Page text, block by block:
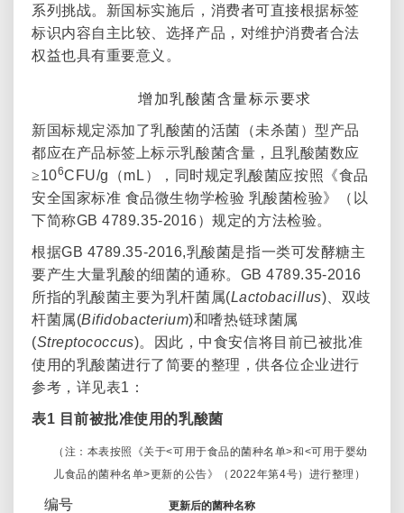
系列挑战。新国标实施后，消费者可直接根据标签
标识内容自主比较、选择产品，对维护消费者合法
权益也具有重要意义。
增加乳酸菌含量标示要求
新国标规定添加了乳酸菌的活菌（未杀菌）型产品
都应在产品标签上标示乳酸菌含量，且乳酸菌数应
≥106CFU/g （mL ），同时规定乳酸菌应按照《食品
安全国家标准 食品微生物学检验 乳酸菌检验》（以
下简称GB 4789.35-2016）规定的方法检验。
根据GB 4789.35-2016,乳酸菌是指一类可发酵糖主
要产生大量乳酸的细菌的通称。 GB 4789.35-2016
所指的乳酸菌主要为乳杆菌属(Lactobacillus) 、双歧
杆菌属(Bifidobacterium)和嗜热链球菌属
(Streptococcus)。因此，中食安信将目前已被批准
使用的乳酸菌进行了简要的整理，供各位企业进行
参考，详见表1 ：
表1 目前被批准使用的乳酸菌
（注：本表按照《关于<可用于食品的菌种名单>和<可用于婴幼
儿食品的菌种名单>更新的公告》（ 2022年第4号）进行整理）
编号
更新后的菌种名称